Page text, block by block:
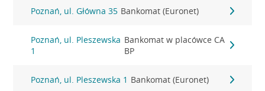
Poznań, ul. Główna 35 Bankomat (Euronet)
Poznań, ul. Pleszewska
1
Bankomat w placówce CA
BP
Poznań, ul. Pleszewska 1 Bankomat (Euronet)